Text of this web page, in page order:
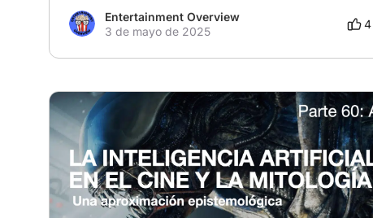
Entertainment Overview
3 de mayo de 2025
4
# ai # IA # Cine y filosofia